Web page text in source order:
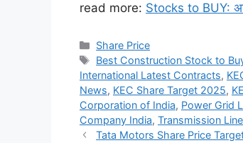
read more: Stocks to BUY:
Categories
Share Price
Tags
Best Construction Stock to
International Latest Contracts,
News, KEC Share Target 2025,
Corporation of India, Power Grid
Company India, Transmission
Tata Motors Share Price Target: